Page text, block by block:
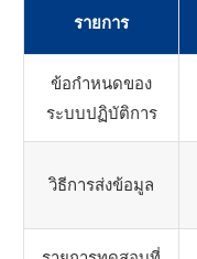
รายการ
ข้อกำหนดของ
ระบบปฏิบัติการ
วิธีการส่งข้อมูล